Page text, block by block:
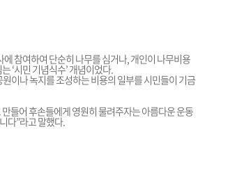
참여하여 단순히 나무를 심거나, 개인이 나무비용
‘시민 기념식수’ 개념이었다.
이나 녹지를 조성하는 비용의 일부를 시민들이 기금
들어 후손들에게 영원히 물려주자는 아름다운 운동
다”라고 말했다.